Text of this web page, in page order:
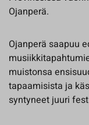
Ojanperä.
Ojanperä saapuu
muistonsa
tapaamisista ja
syntyneet juuri